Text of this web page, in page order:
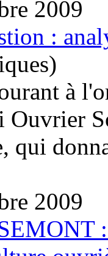
2009
:
à
Ouvrier
qui
2009